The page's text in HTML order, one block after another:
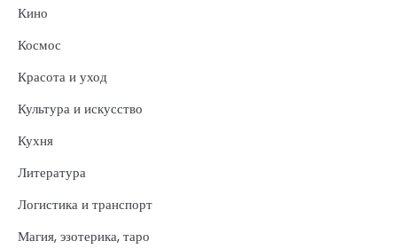
Кино
Космос
Красота и уход
Культура и искусство
Кухня
Литература
Логистика и транспорт
Магия, эзотерика, таро